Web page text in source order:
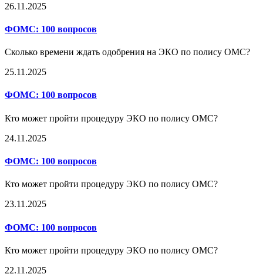
26.11.2025
ФОМС: 100 вопросов
Сколько времени ждать одобрения на ЭКО по полису ОМС?
25.11.2025
ФОМС: 100 вопросов
Кто может пройти процедуру ЭКО по полису ОМС?
24.11.2025
ФОМС: 100 вопросов
Кто может пройти процедуру ЭКО по полису ОМС?
23.11.2025
ФОМС: 100 вопросов
Кто может пройти процедуру ЭКО по полису ОМС?
22.11.2025